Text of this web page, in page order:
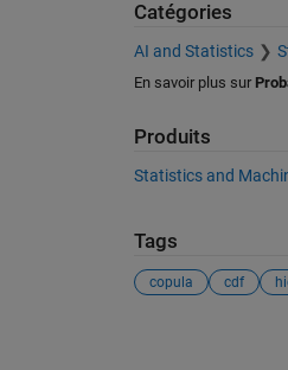
Catégories
AI and Statistics
En savoir plus sur
Produits
Statistics and
Tags
copula cdf